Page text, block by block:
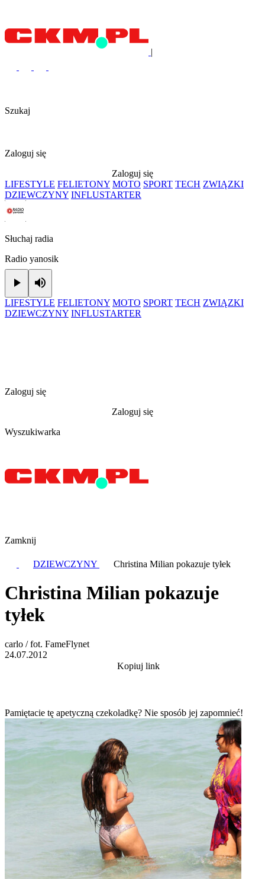
|
Szukaj
Zaloguj się
Zaloguj się
LIFESTYLE FELIETONY MOTO SPORT TECH ZWIĄZKI
DZIEWCZYNY INFLUSTARTER
Słuchaj radia
Radio yanosik
Play
LIFESTYLE FELIETONY MOTO SPORT TECH ZWIĄZKI
DZIEWCZYNY INFLUSTARTER
Zaloguj się
Zaloguj się
Wyszukiwarka
Zamknij
DZIEWCZYNY Christina Milian pokazuje tyłek
Christina Milian pokazuje
tyłek
carlo / fot. FameFlynet
24.07.2012
Kopiuj link
Pamiętacie tę apetyczną czekoladkę? Nie sposób jej zapomnieć!